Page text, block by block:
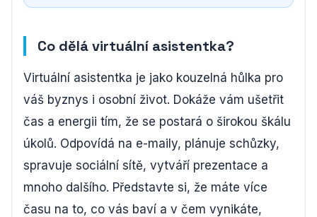
Co dělá virtuální asistentka?
Virtuální asistentka je jako kouzelná hůlka pro
váš byznys i osobní život. Dokáže vám ušetřit
čas a energii tím, že se postará o širokou škálu
úkolů. Odpovídá na e-maily, plánuje schůzky,
spravuje sociální sítě, vytváří prezentace a
mnoho dalšího. Představte si, že máte více
času na to, co vás baví a v čem vynikáte,